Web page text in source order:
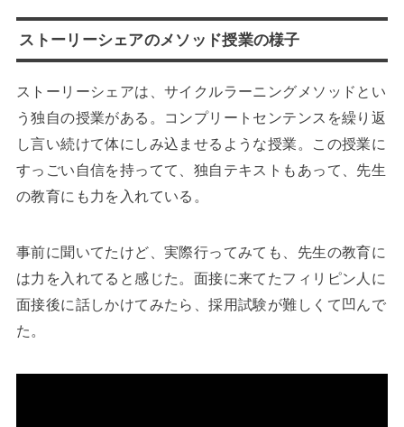
ストーリーシェアのメソッド授業の様子
ストーリーシェアは、サイクルラーニングメソッドとい
う独自の授業がある。コンプリートセンテンスを繰り返
し言い続けて体にしみ込ませるような授業。この授業に
すっごい自信を持ってて、独自テキストもあって、先生
の教育にも力を入れている。
事前に聞いてたけど、実際行ってみても、先生の教育に
は力を入れてると感じた。面接に来てたフィリピン人に
面接後に話しかけてみたら、採用試験が難しくて凹んで
た。